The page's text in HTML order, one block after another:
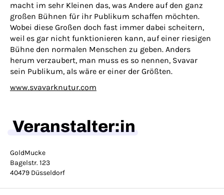
macht im sehr Kleinen das, was Andere auf den ganz
großen Bühnen für ihr Publikum schaffen möchten.
Wobei diese Großen doch fast immer dabei scheitern,
weil es gar nicht funktionieren kann, auf einer riesigen
Bühne den normalen Menschen zu geben. Anders
herum verzaubert, man muss es so nennen, Svavar
sein Publikum, als wäre er einer der Größten.
www.svavarknutur.com
Veranstalter:in
GoldMucke
Bagelstr. 123
40479 Düsseldorf